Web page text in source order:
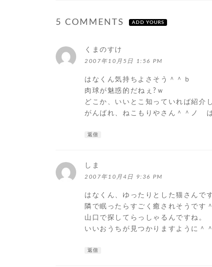
5 COMMENTS ADD YOURS
くまのすけ
り:
2007年10月5日 1:56 PM
はなくん気持ちよさそう＾＾ｂ
肉球が魅惑的だねぇ?ｗ
どこか、いいとこ知っていれば紹介
がんばれ、ねこもりやさん＾＾ノ
返信
しま
り:
2007年10月4日 9:36 PM
はなくん、ゆったりとした猫さんで
隣で眠ったらすごく癒されそうです
山口で探してらっしゃるんですね。
いいおうちが見つかりますように＾＾
返信